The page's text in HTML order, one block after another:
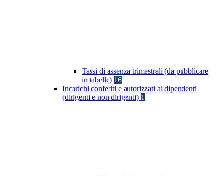
Tassi di assenza trimestrali (da pubblicare
in tabelle) 16
Incarichi conferiti e autorizzati ai dipendenti
(dirigenti e non dirigenti) 1